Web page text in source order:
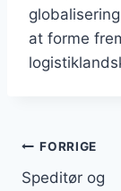
at forme
FORRIGE
Speditør og